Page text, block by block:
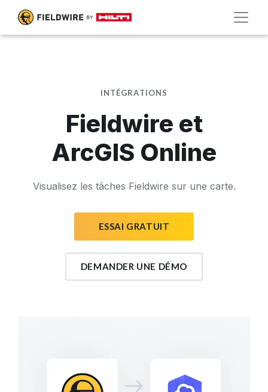
INTÉGRATIONS
Fieldwire et
ArcGIS Online
Visualisez les tâches Fieldwire sur une carte.
ESSAI GRATUIT
DEMANDER UNE DÉMO